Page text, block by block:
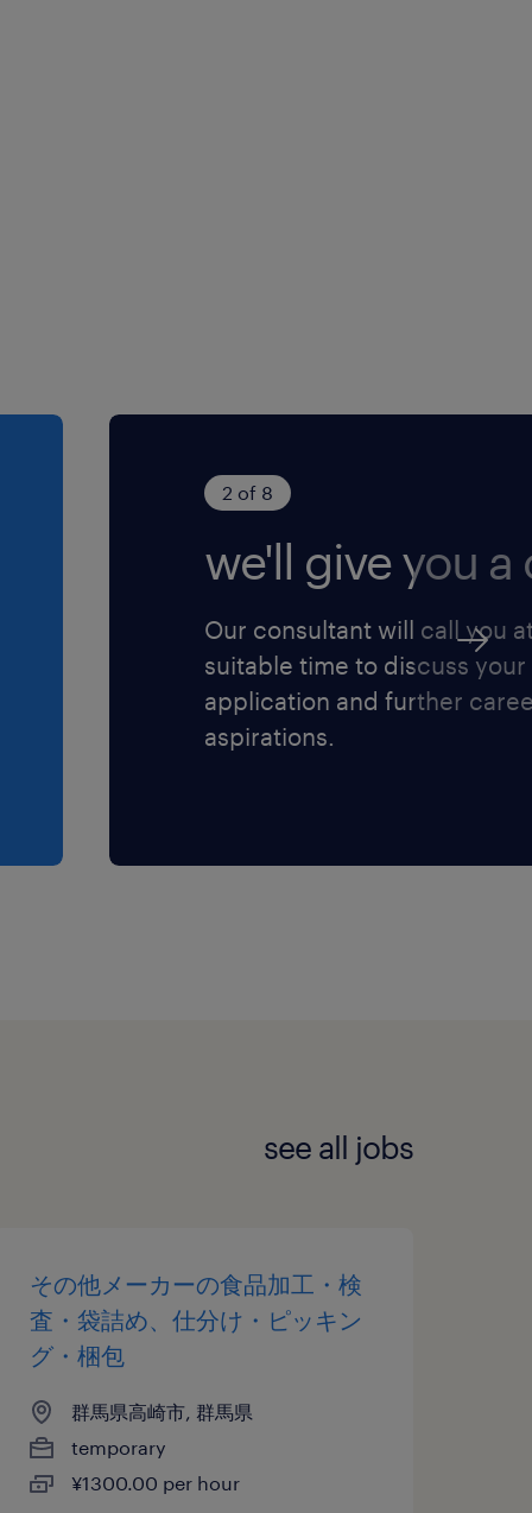
2 of 8
we'll give you a
Our consultant will call you
suitable time to discuss your
application and further
aspirations.
see all jobs
その他メーカーの食品加工・検
査・袋詰め、仕分け・ピッキン
グ・梱包
群馬県高崎市, 群馬県
temporary
¥1300.00 per hour